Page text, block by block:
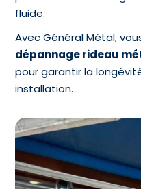
fluide.
Avec Général Métal,
dépannage rideau
pour garantir la
installation.